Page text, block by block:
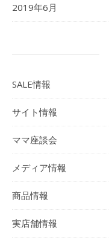
2019年6月
SALE情報
サイト情報
ママ座談会
メディア情報
商品情報
実店舗情報